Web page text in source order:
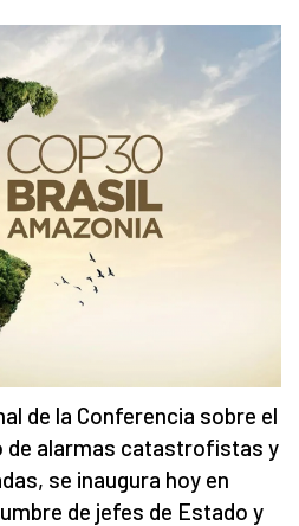
de la Conferencia sobre el
de alarmas catastrofistas y
se inaugura hoy en
de jefes de Estado y